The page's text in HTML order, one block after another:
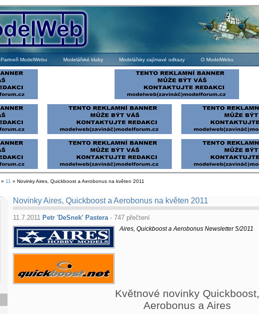
Partneři ModelWebu Modelářské kluby Modelářsky zajímavé odkazy O ModelWebu
» 11 » Novinky Aires, Quickboost a Aerobonus na květen 2011
Novinky Aires, Quickboost a Aerobonus na květen 2011
11.7.2011 Petr 'DeSnek' Pastera- 747 přečtení
Aires, Quickboost a Aerobonus Newsletter 5/2011
Květnové novinky Quickboost,
Aerobonus a Aires